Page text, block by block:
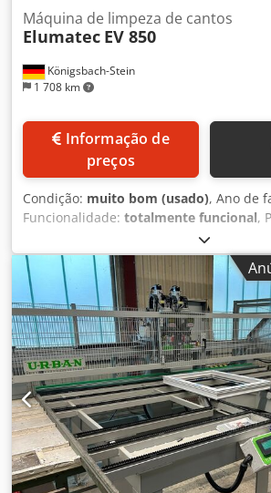
Königsbach-Stein
1 708 km
Máquina de limpeza de cantos
Elumatec EV 850
preços
Condição: muito bom (usado), Ano de
Funcionalidade: totalmente funcional,
completo de cantos externos e internos.
Codpfsy U Rbnex Ab Rsrf